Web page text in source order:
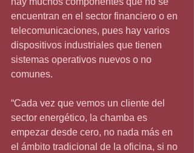
encuentran en el sector financiero o en
telecomunicaciones, pues hay varios
dispositivos industriales que tienen
sistemas operativos nuevos o no
comunes.
“Cada vez que vemos un cliente del
sector energético, la chamba es
empezar desde cero, no nada más en
el ámbito tradicional de la oficina, si no